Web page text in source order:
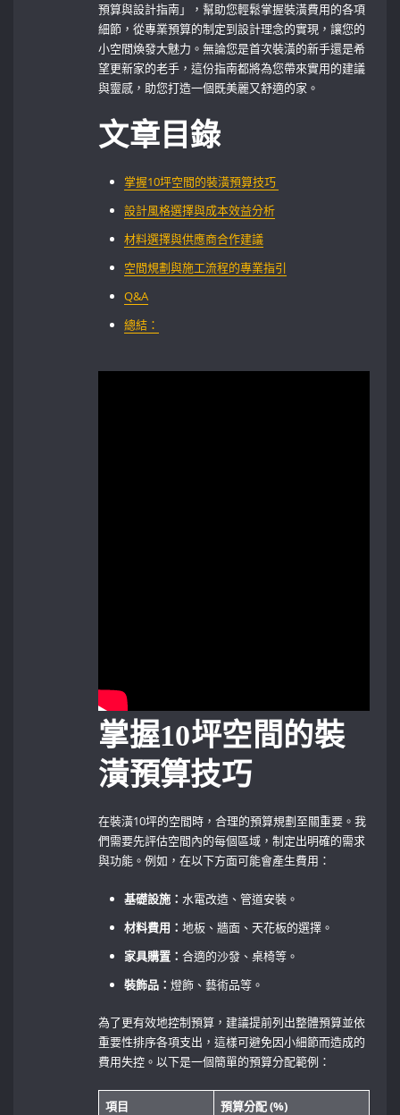
預算與設計指南」，幫助您輕鬆掌握裝潢費用的各項
細節，從專業預算的制定到設計理念的實現，讓您的
小空間煥發大魅力。無論您是首次裝潢的新手還是希
望更新家的老手，這份指南都將為您帶來實用的建議
與靈感，助您打造一個既美麗又舒適的家。
文章目錄
掌握10坪空間的裝潢預算技巧 ‍
設計風格選擇與成本效益分析
材料選擇與供應商合作建議
空間規劃與施工流程的專業指引
Q&A
總結：
掌握10坪空間的裝
潢預算技巧
在裝潢10坪的空間時，合理的預算規劃至關重要。我
們需要先評估空間內的每個區域，制定出明確的需求
與功能。例如，在以下方面可能會產生費用：
基礎設施： 水電改造、管道安裝。
材料費用：地板、牆面、天花板的選擇。
家具購置：合適的沙發、桌椅等。
裝飾品：燈飾、藝術品等。
為了更有效地控制預算，建議提前列出整體預算並依
重要性排序各項支出，這樣可避免因小細節而造成的
費用失控。以下是一個簡單的預算分配範例：
項目 預算分配 (%)